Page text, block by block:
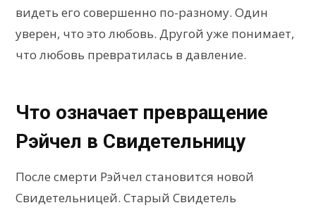
видеть его совершенно по-разному. Один
уверен, что это любовь. Другой уже понимает,
что любовь превратилась в давление.
Что означает превращение
Рэйчел в Свидетельницу
После смерти Рэйчел становится новой
Свидетельницей. Старый Свидетель